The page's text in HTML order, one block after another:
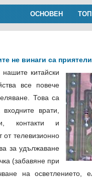
ОСНОВЕН
не винаги са
китайски
все повече
Това са
врати,
контакти и
от телевизионно
за удължаване
(забавяне при
на осветлението,